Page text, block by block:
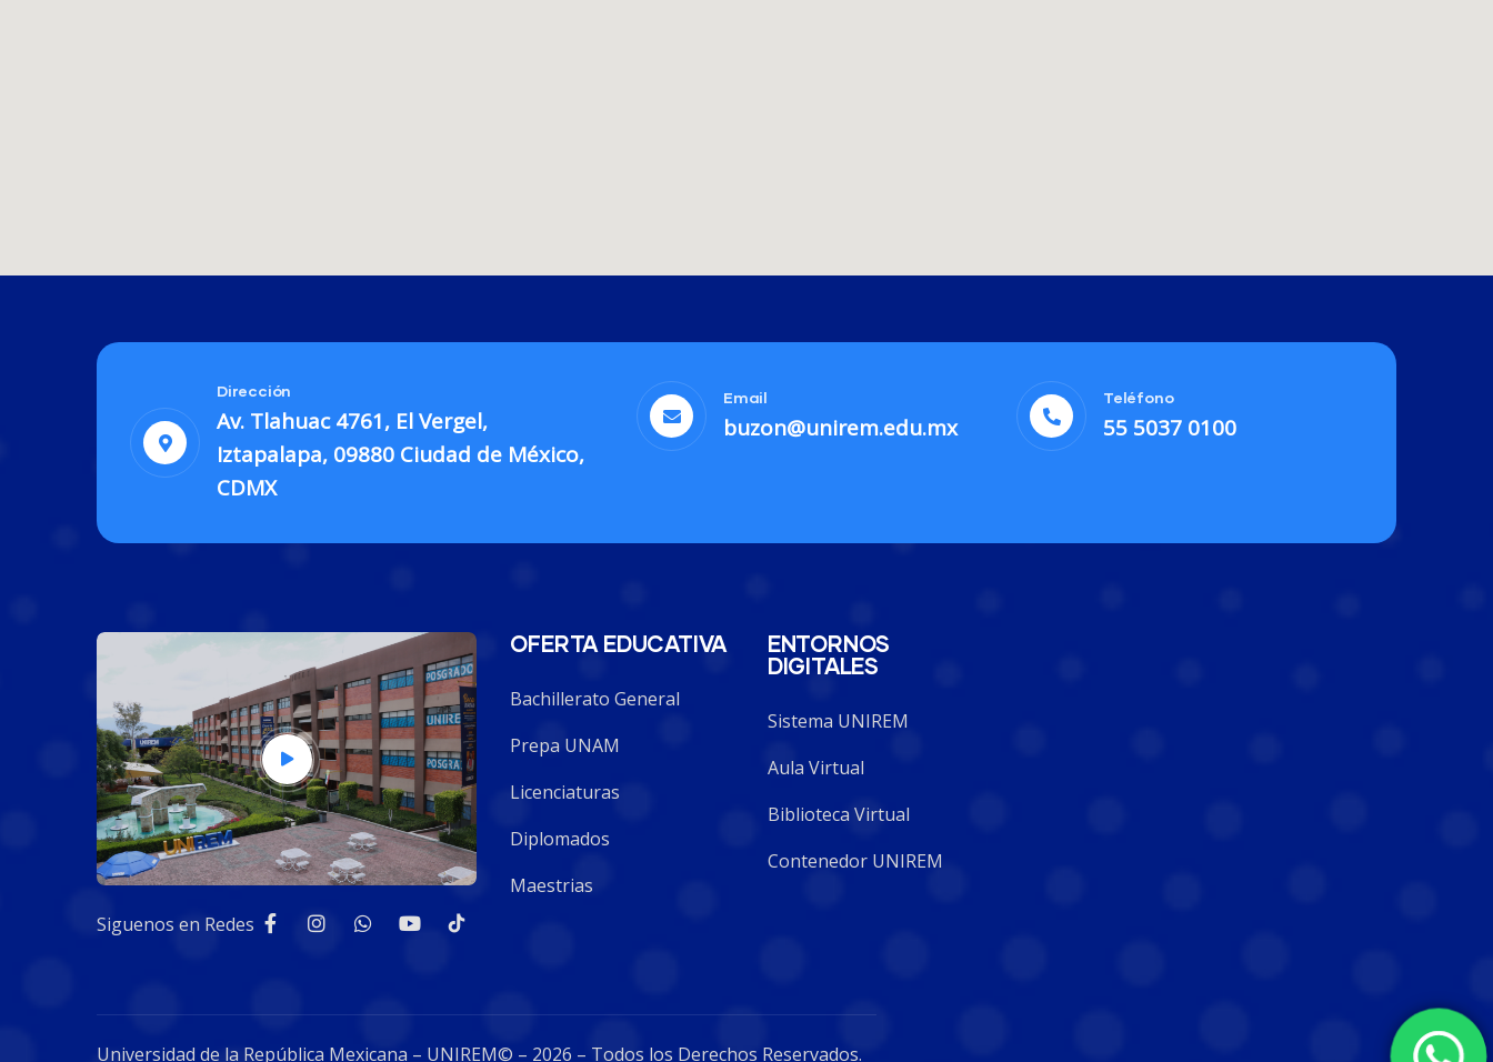
Dirección
Av. Tlahuac 4761, El Vergel,
Iztapalapa, 09880 Ciudad de México,
CDMX
Email
buzon@unirem.edu.mx
Teléfono
55 5037 0100
Siguenos en Redes
OFERTA EDUCATIVA
Bachillerato General
Prepa UNAM
Licenciaturas
Diplomados
Maestrias
ENTORNOS
DIGITALES
Sistema UNIREM
Aula Virtual
Biblioteca Virtual
Contenedor UNIREM
Universidad de la República Mexicana – UNIREM© – 2026 – Todos los Derechos Reservados.